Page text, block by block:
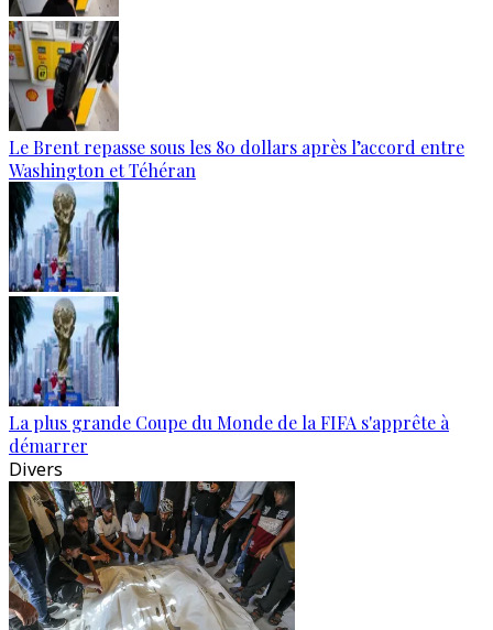
Le Brent repasse sous les 80 dollars après l’accord entre
Washington et Téhéran
La plus grande Coupe du Monde de la FIFA s'apprête à
démarrer
Divers